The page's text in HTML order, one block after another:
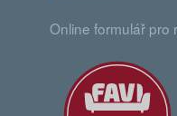
Online formulář pro